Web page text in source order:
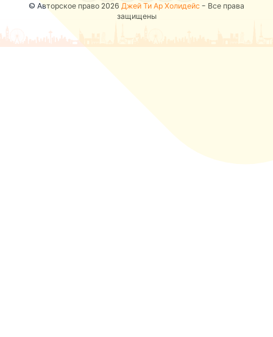
© Авторское право 2026 Джей Ти Ар Холидейс - Все права
защищены